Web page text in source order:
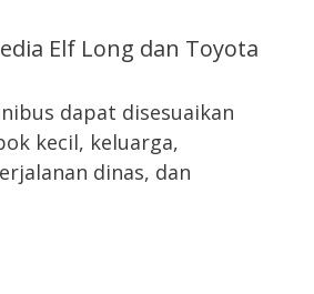
Elf Long dan Toyota
dapat disesuaikan
kecil, keluarga,
dinas, dan